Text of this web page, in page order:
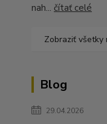
nah... čítať celé
Zobraziť všetky
Blog
29.04.2026